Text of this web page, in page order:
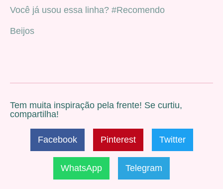
Você já usou essa linha? #Recomendo
Beijos
Tem muita inspiração pela frente! Se curtiu,
compartilha!
Facebook Pinterest Twitter
WhatsApp Telegram